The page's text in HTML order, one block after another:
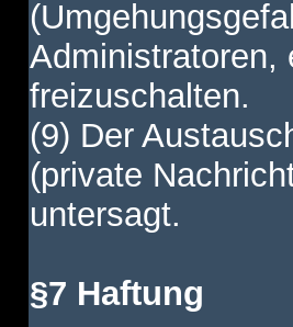
Administratoren,
freizuschalten.
(9) Der
(private
untersagt.
§7 Haftung